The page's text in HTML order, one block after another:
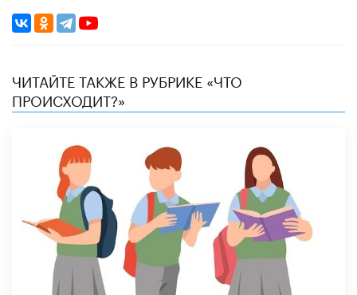
ЧИТАЙТЕ ТАКЖЕ В РУБРИКЕ «ЧТО
ПРОИСХОДИТ?»